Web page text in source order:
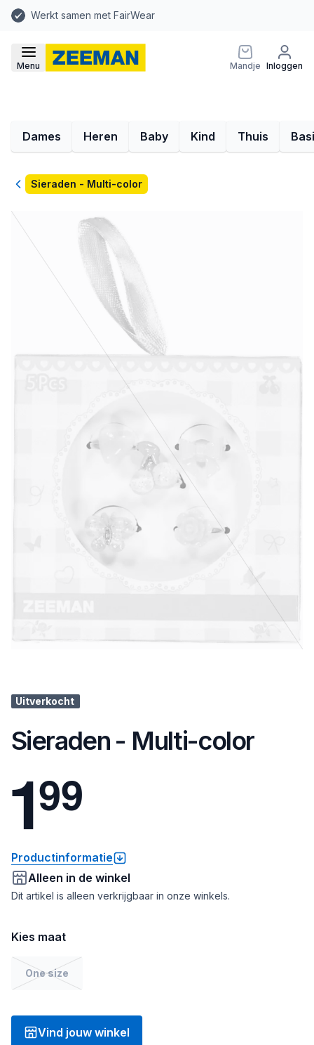
Werkt samen met FairWear
Menu Mandje Inloggen
Dames Heren Baby Kind Thuis
TerugSieraden - Multi-color
Uitverkocht
Sieraden - Multi-color
199
Productinformatie
Alleen in de winkel
Dit artikel is alleen verkrijgbaar in onze winkels.
Kies maat
One size
Vind jouw winkel